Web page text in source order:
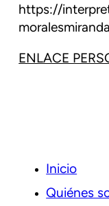
https://
ENLACE
Inicio
Quiénes